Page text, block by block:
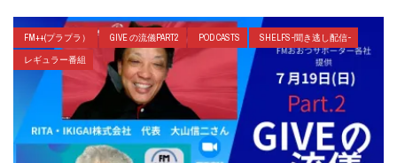
FM++(プラプラ） GIVE の流儀PART2 POD CASTS
SHELFS-聞き逃し配信-
レギュラー番組